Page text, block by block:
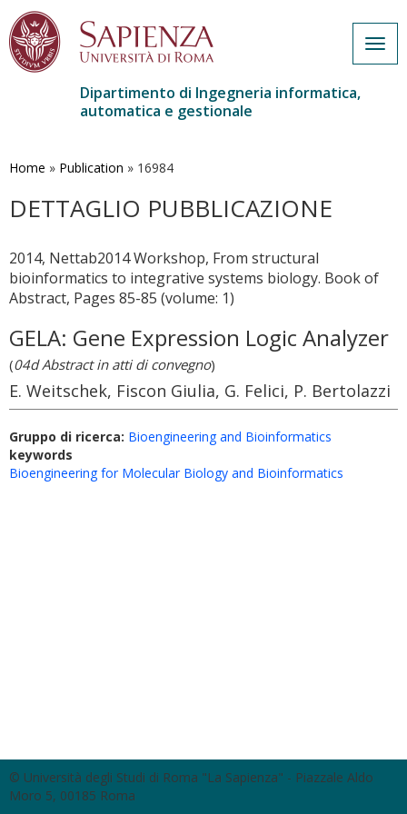
contenuto
Dipartimento di Ingegneria informatica,
automatica e gestionale
Home » Publication » 16984
DETTAGLIO PUBBLICAZIONE
2014, Nettab2014 Workshop, From structural
bioinformatics to integrative systems biology. Book of
Abstract, Pages 85-85 (volume: 1)
GELA: Gene Expression Logic Analyzer
(04d Abstract in atti di convegno)
E. Weitschek, Fiscon Giulia, G. Felici, P. Bertolazzi
Gruppo di ricerca: Bioengineering and Bioinformatics
keywords
Bioengineering for Molecular Biology and Bioinformatics
© Università degli Studi di Roma "La Sapienza" - Piazzale Aldo
Moro 5, 00185 Roma